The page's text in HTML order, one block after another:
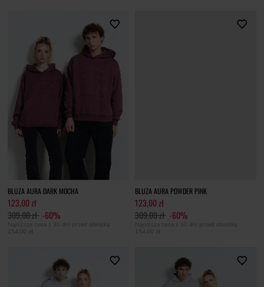
BLUZA AURA DARK MOCHA
123,00 zł
309,00 zł -60%
Najniższa cena z 30 dni przed obniżką
154,00 zł
BLUZA AURA POWDER PINK
123,00 zł
309,00 zł -60%
Najniższa cena z 30 dni przed obniżką
154,00 zł